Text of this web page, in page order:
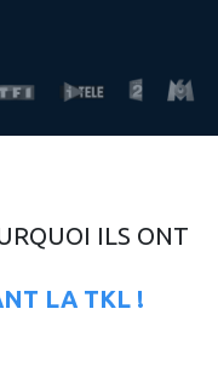
ILS ONT
LA TKL !